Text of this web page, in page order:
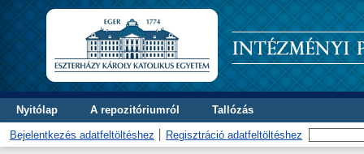
Nyitólap A repozitóriumról Tallózás
Bejelentkezés adatfeltöltéshez Regisztráció adatfeltöltéshez